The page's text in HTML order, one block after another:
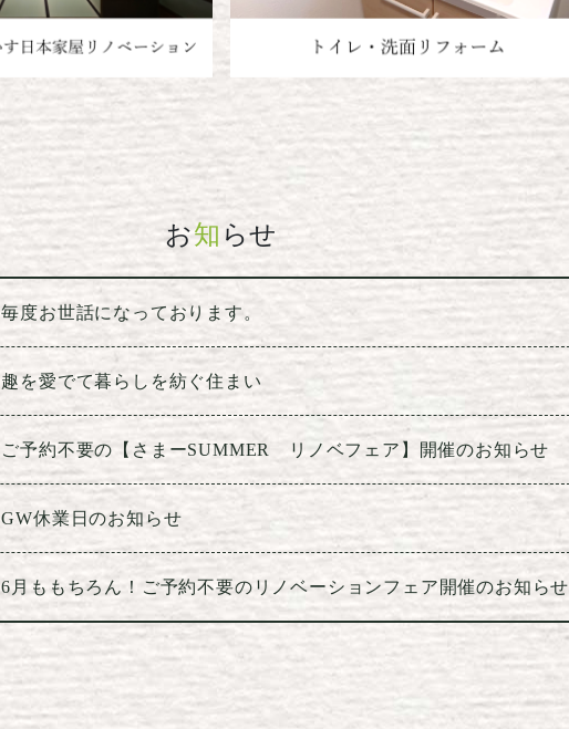
お知 らせ
毎度お世話になっております。
趣を愛でて暮らしを紡ぐ住まい
ご予約不要の【さまーSUMMER リノベフェア】開催のお知らせ
GW休業日のお知らせ
6月ももちろん！ご予約不要のリノベーションフェア開催のお知らせ